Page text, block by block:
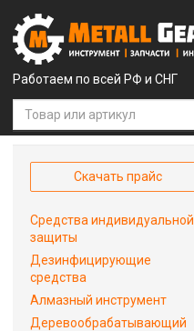
Работаем по всей РФ и СНГ
Скачать прайс
Средства индивидуальной
защиты
Дезинфицирующие
средства
Алмазный инструмент
Деревообрабатывающий